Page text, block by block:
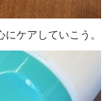
ケアしていこう。